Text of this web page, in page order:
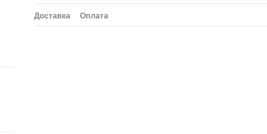
Доставка Оплата